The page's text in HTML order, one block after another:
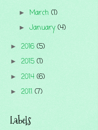
► March (1)
► January(4)
► 2016 (5)
► 2015 (1)
► 2014 (6)
► 2011 (7)
Labels